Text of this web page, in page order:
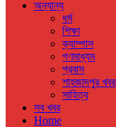
অন্যান্য
ধর্ম
শিক্ষা
ক্যাম্পাস
গণমাধ্যম
প্রবাস
শাহজাদপুর খবর
সাহিত্য
সব খবর
Home